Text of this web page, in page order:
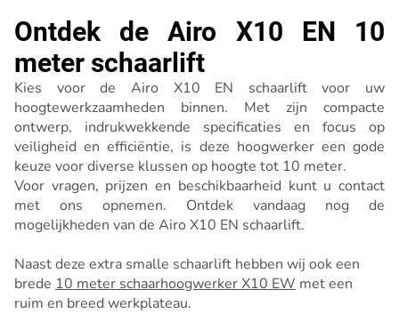
Ontdek de Airo X10 EN 10
meter schaarlift
Kies voor de Airo X10 EN schaarlift voor uw
hoogtewerkzaamheden binnen. Met zijn compacte
ontwerp, indrukwekkende specificaties en focus op
veiligheid en efficiëntie, is deze hoogwerker een gode
keuze voor diverse klussen op hoogte tot 10 meter.
Voor vragen, prijzen en beschikbaarheid kunt u contact
met ons opnemen. Ontdek vandaag nog de
mogelijkheden van de Airo X10 EN schaarlift.
Naast deze extra smalle schaarlift hebben wij ook een
brede 10 meter schaarhoogwerker X10 EW met een
ruim en breed werkplateau.